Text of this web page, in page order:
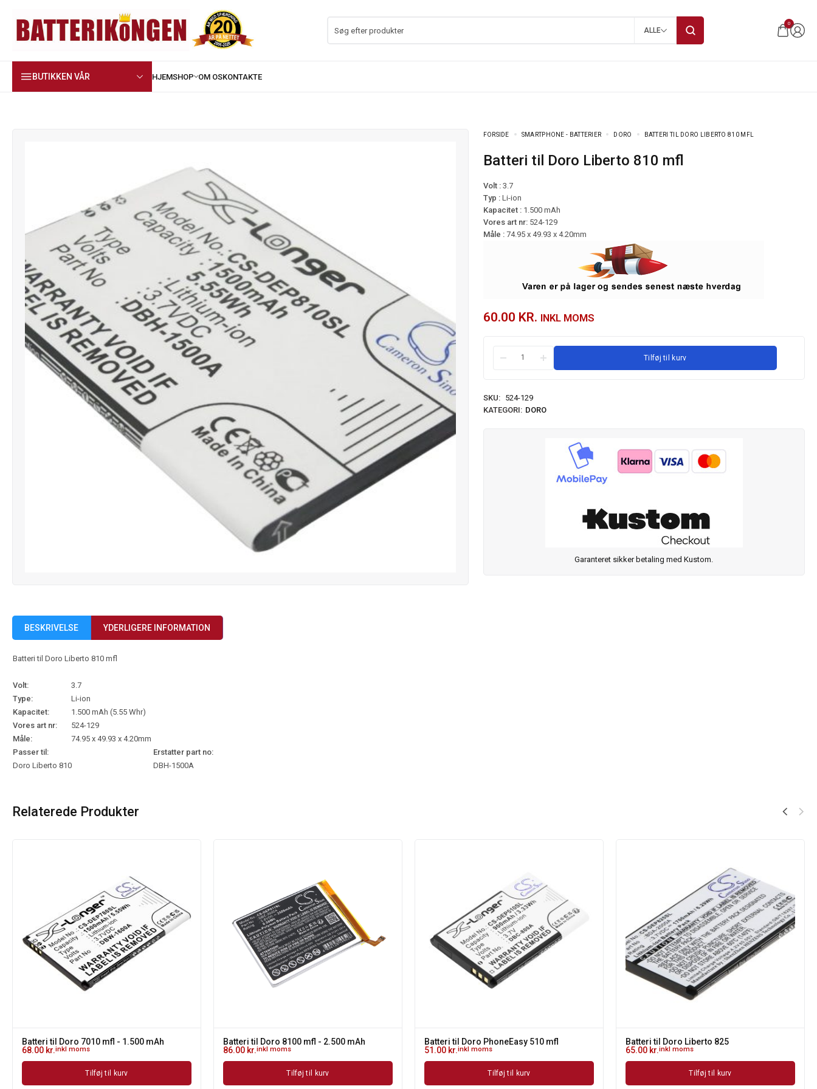
ALLE
0
BUTIKKEN VÅR
FORSIDE SMARTPHONE - BATTERIER DORO BATTERI TIL DORO LIBERTO 810 MFL
Batteri til Doro Liberto 810 mfl
Volt :3.7
Typ : Li-ion
Kapacitet : 1.500 mAh
Vores art nr: 524-129
Måle : 74.95 x 49.93 x 4.20mm
60.00 KR. INKL MOMS
Tilføj til kurv
SKU:
524-129
KATEGORI: DORO
Garanteret sikker betaling med Kustom.
BESKRIVELSE YDERLIGERE INFORMATION
Batteri til Doro Liberto 810 mfl
Volt:
3.7
Type:
Li-ion
Kapacitet:
1.500 mAh (5.55 Whr)
Vores art nr:
524-129
Måle:
74.95 x 49.93 x 4.20mm
Passer til:
Erstatter part no:
Doro Liberto 810
DBH-1500A
Relaterede Produkter
Batteri til Doro 7010 mfl - 1.500 mAh
68.00 kr.inkl moms
Tilføj til kurv
Batteri til Doro 8100 mfl - 2.500 mAh
86.00 kr.inkl moms
Tilføj til kurv
Batteri til Doro PhoneEasy 510 mfl
51.00 kr.inkl moms
Tilføj til kurv
Batteri til Doro Liberto 825
65.00 kr.inkl moms
Tilføj til kurv